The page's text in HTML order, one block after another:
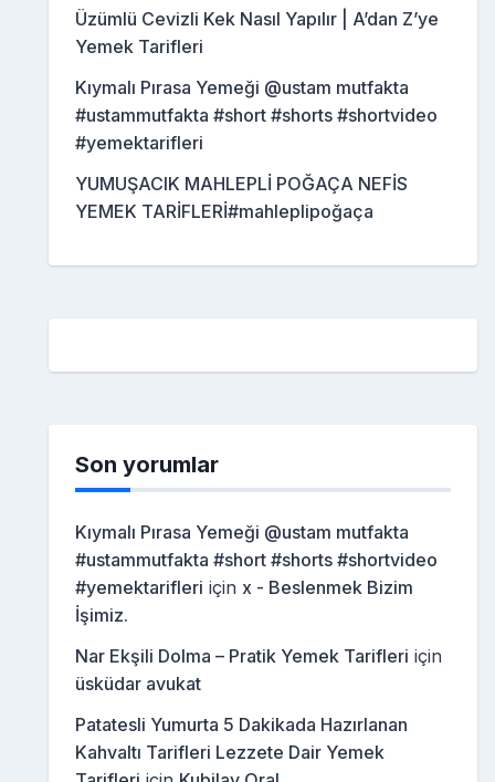
Üzümlü Cevizli Kek Nasıl Yapılır | A’dan Z’ye
Yemek Tarifleri
Kıymalı Pırasa Yemeği @ustam mutfakta
#ustammutfakta #short #shorts #shortvideo
#yemektarifleri
YUMUŞACIK MAHLEPLİ POĞAÇA NEFİS
YEMEK TARİFLERİ#mahleplipoğaça
Son yorumlar
Kıymalı Pırasa Yemeği @ustam mutfakta
#ustammutfakta #short #shorts #shortvideo
#yemektarifleri için x - Beslenmek Bizim
İşimiz.
Nar Ekşili Dolma – Pratik Yemek Tarifleri için
üsküdar avukat
Patatesli Yumurta 5 Dakikada Hazırlanan
Kahvaltı Tarifleri Lezzete Dair Yemek